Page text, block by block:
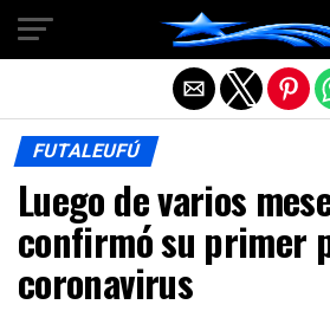
FUTALEUFÚ
Luego de varios
confirmó su primer
coronavirus
Salir de la versión